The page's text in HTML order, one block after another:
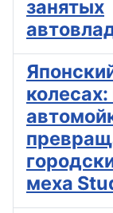
занятых
колесах:
меха